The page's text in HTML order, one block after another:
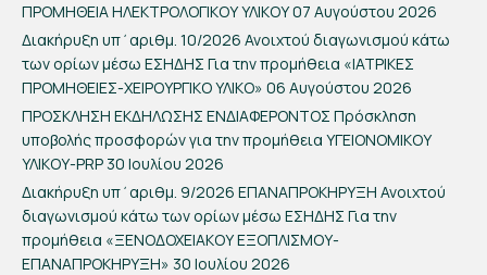
ΠΡΟΜΗΘΕΙΑ ΗΛΕΚΤΡΟΛΟΓΙΚΟΥ ΥΛΙΚΟΥ07 Αυγούστου 2026
Διακήρυξη υπ΄αριθμ. 10/2026 Ανοιχτού διαγωνισμού κάτω
των ορίων μέσω ΕΣΗΔΗΣ Για την προμήθεια «ΙΑΤΡΙΚΕΣ
ΠΡΟΜΗΘΕΙΕΣ-ΧΕΙΡΟΥΡΓΙΚΟ ΥΛΙΚΟ» 06 Αυγούστου 2026
ΠΡΟΣΚΛΗΣΗ ΕΚΔΗΛΩΣΗΣ ΕΝΔΙΑΦΕΡΟΝΤΟΣ Πρόσκληση
υποβολής προσφορών για την προμήθεια ΥΓΕΙΟΝΟΜΙΚΟΥ
ΥΛΙΚΟΥ-PRP 30 Ιουλίου 2026
Διακήρυξη υπ΄αριθμ. 9/2026 ΕΠΑΝΑΠΡΟΚΗΡΥΞΗ Ανοιχτού
διαγωνισμού κάτω των ορίων μέσω ΕΣΗΔΗΣ Για την
προμήθεια «ΞΕΝΟΔΟΧΕΙΑΚΟΥ ΕΞΟΠΛΙΣΜΟΥ-
ΕΠΑΝΑΠΡΟΚΗΡΥΞΗ» 30 Ιουλίου 2026